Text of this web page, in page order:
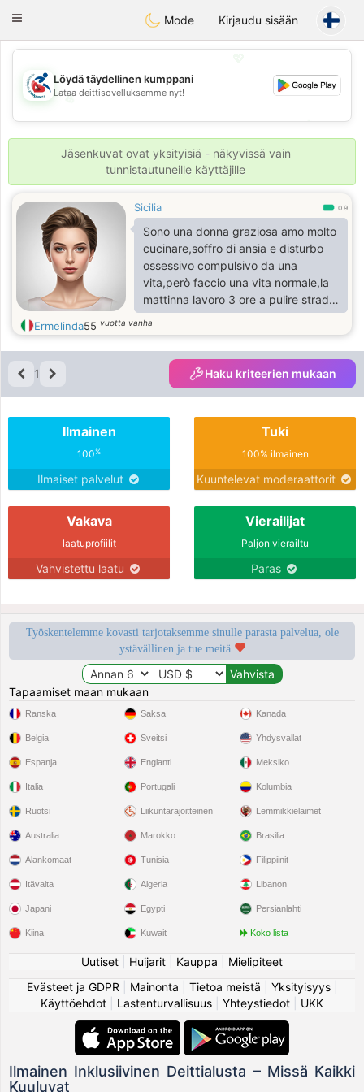
Handi Space
Toggle
Mode Kirjaudu sisään
💖
💕
💕
Löydä täydellinen kumppani
Lataa deittisovelluksemme nyt!
Jäsenkuvat ovat yksityisiä - näkyvissä vain
tunnistautuneille käyttäjille
Sicilia 0.9
Sono una donna graziosa amo molto
cucinare,soffro di ansia e disturbo
ossessivo compulsivo da una
vita,però faccio una vita normale,la
mattinna lavoro 3 ore a pulire strade
in più percepisco un assegno di
invalidità civile.
Ermelinda55 vuotta vanha
1 Haku kriteerien mukaan
Ilmainen
100%
Ilmaiset palvelut
Tuki
100% ilmainen
Kuuntelevat moderaattorit
Vakava
laatuprofiilit
Vahvistettu laatu
Vierailijat
Paljon vierailtu
Paras
Työskentelemme kovasti tarjotaksemme sinulle parasta palvelua, ole
ystävällinen ja tue meitä
Tapaamiset maan mukaan
Ranska
Belgia
Espanja
Italia
Ruotsi
Saksa
Sveitsi
Englanti
Portugali
Liikuntarajoitteinen
Kanada
Yhdysvallat
Meksiko
Kolumbia
Lemmikkieläimet
Australia
Alankomaat
Itävalta
Japani
Kiina
Marokko
Tunisia
Algeria
Egypti
Kuwait
Brasilia
Filippiinit
Libanon
Persianlahti
Koko lista
Uutiset Huijarit Kauppa
Mielipiteet
Evästeet ja GDPR
Mainonta Tietoa meistä Yksityisyys|
Käyttöehdot
Lastenturvallisuus Yhteystiedot UKK
Ilmainen Inklusiivinen Deittialusta – Missä Kaikki
Kuuluvat